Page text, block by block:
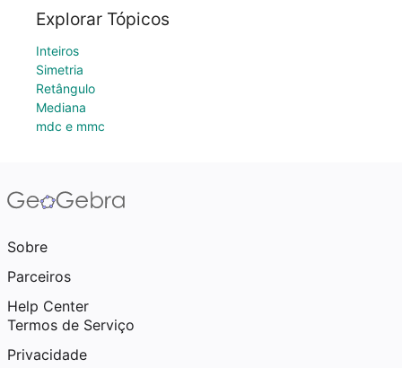
Explorar Tópicos
Inteiros
Simetria
Retângulo
Mediana
mdc e mmc
Sobre
Parceiros
Help Center
Termos de Serviço
Privacidade